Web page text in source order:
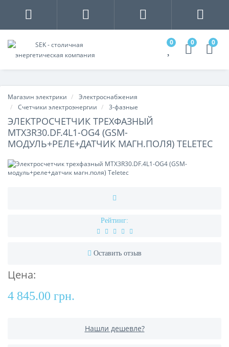
0 0 0
Магазин электрики
Электроснабжения
Счетчики электроэнергии
3-фазные
ЭЛЕКТРОСЧЕТЧИК ТРЕХФАЗНЫЙ
MTX3R30.DF.4L1-ОG4 (GSM-
МОДУЛЬ+РЕЛЕ+ДАТЧИК МАГН.ПОЛЯ) TELETEC
Рейтинг:
Оставить отзыв
Цена:
4 845.00 грн.
Нашли дешевле?